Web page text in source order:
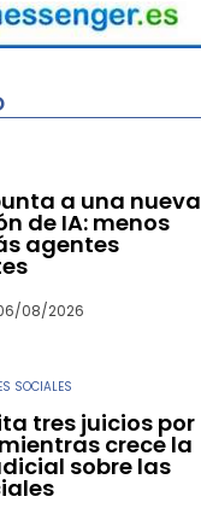
a una nueva
de IA: menos
agentes
08/2026
SOCIALES
tres juicios por
crece la
sobre las